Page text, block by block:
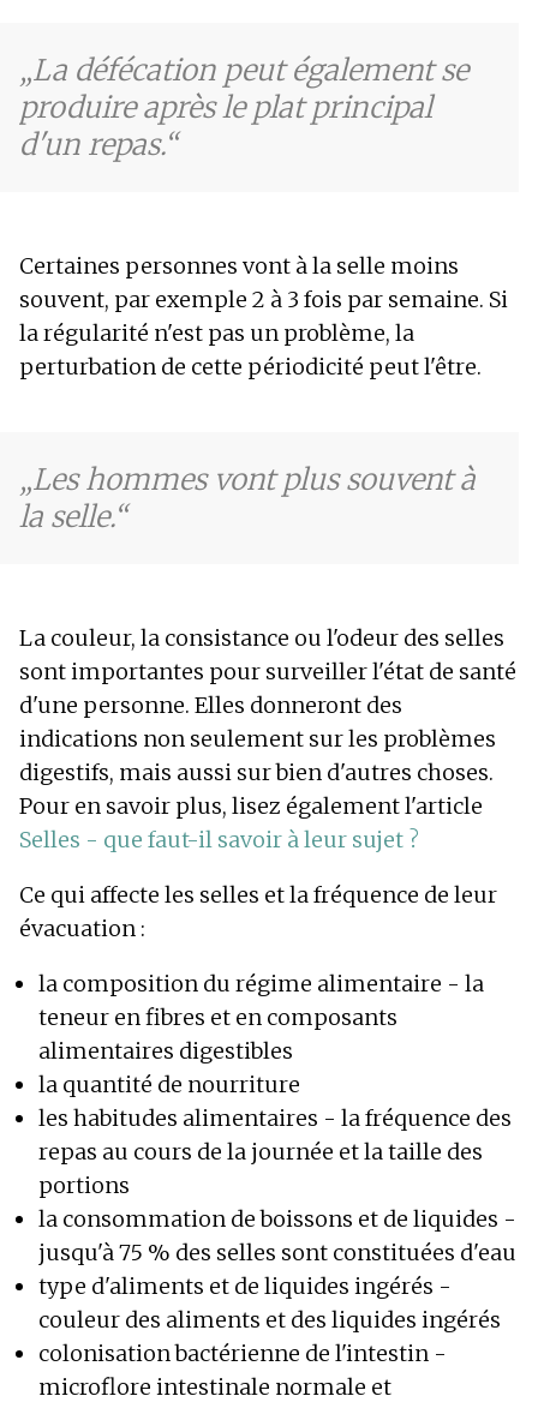
La défécation peut également se
produire après le plat principal
d'un repas.
Certaines personnes vont à la selle moins
souvent, par exemple 2 à 3 fois par semaine. Si
la régularité n'est pas un problème, la
perturbation de cette périodicité peut l'être.
Les hommes vont plus souvent à
la selle.
La couleur, la consistance ou l'odeur des selles
sont importantes pour surveiller l'état de santé
d'une personne. Elles donneront des
indications non seulement sur les problèmes
digestifs, mais aussi sur bien d'autres choses.
Pour en savoir plus, lisez également l'article
Selles - que faut-il savoir à leur sujet ?
Ce qui affecte les selles et la fréquence de leur
évacuation :
la composition du régime alimentaire - la
teneur en fibres et en composants
alimentaires digestibles
la quantité de nourriture
les habitudes alimentaires - la fréquence des
repas au cours de la journée et la taille des
portions
la consommation de boissons et de liquides -
jusqu'à 75 % des selles sont constituées d'eau
type d'aliments et de liquides ingérés -
couleur des aliments et des liquides ingérés
colonisation bactérienne de l'intestin -
microflore intestinale normale et